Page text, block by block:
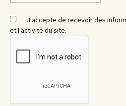
J'accepte de recevoir des
et l'activité du site.